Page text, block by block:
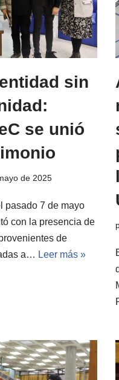
sin
se unió
de 2025
pasado 7 de mayo
con la presencia de
de
a… Leer más »